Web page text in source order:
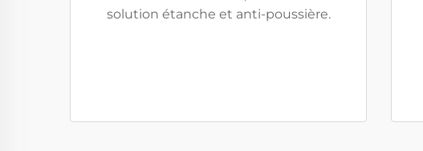
solution étanche et anti-poussière.